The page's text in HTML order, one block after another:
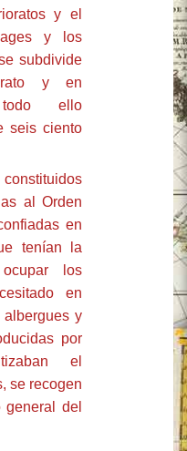
y el
y los
subdivide
y en
todo ello
seis ciento
constituidos
al Orden
en
tenían la
los
en
y
por
el
se recogen
general del